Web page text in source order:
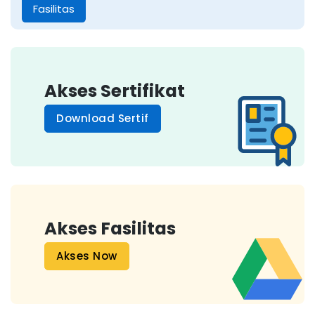
Fasilitas
Akses Sertifikat
Download Sertif
Akses Fasilitas
Akses Now